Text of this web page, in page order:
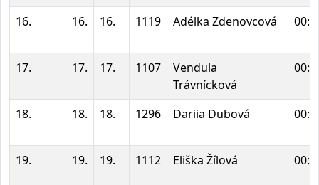
16. 16. 16. 1119 Adélka Zdenovcová
17. 17. 17. 1107
Vendula
Trávnícková
18. 18. 18. 1296 Dariia Dubová
19. 19. 19. 1112 Eliška Žílová